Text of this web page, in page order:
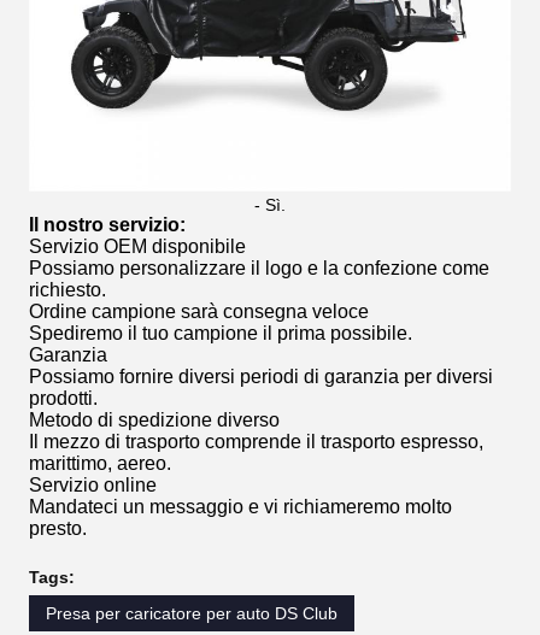
- Sì.
Il nostro servizio:
Servizio OEM disponibile
Possiamo personalizzare il logo e la confezione come
richiesto.
Ordine campione sarà consegna veloce
Spediremo il tuo campione il prima possibile.
Garanzia
Possiamo fornire diversi periodi di garanzia per diversi
prodotti.
Metodo di spedizione diverso
Il mezzo di trasporto comprende il trasporto espresso,
marittimo, aereo.
Servizio online
Mandateci un messaggio e vi richiameremo molto
presto.
Tags:
Presa per caricatore per auto DS Club